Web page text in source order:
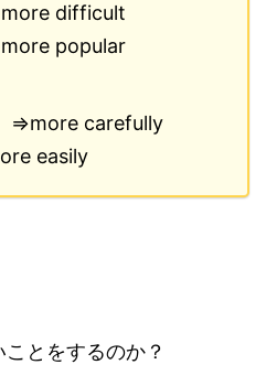
difficult
popular
⇒more carefully
easily
とをするのか？